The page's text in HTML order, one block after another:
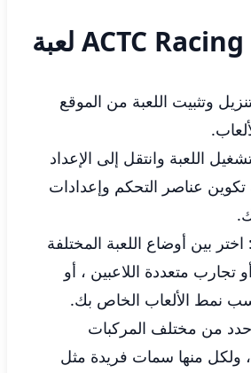
وتثبيت اللعبة من الموقع
اللعبة وانتقل إلى الإعداد
تكوين عناصر التحكم وإعدادات
بين أوضاع اللعبة المختلفة
تجارب متعددة اللاعبين ، أو
نمط الألعاب الخاص بك.
من مختلف المركبات
، ولكل منها سمات فريدة مثل